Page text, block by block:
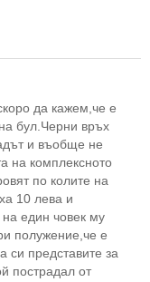
да кажем,че е
бул.Черни връх
и въобще не
на комплексното
по колите на
10 лева и
един човек му
полужение,че е
представите за
пострадал от